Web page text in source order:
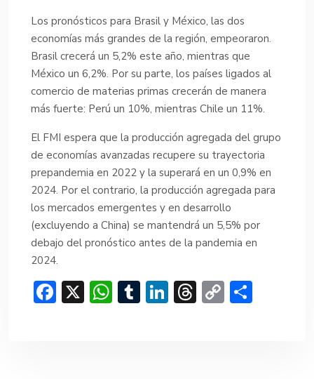
Los pronósticos para Brasil y México, las dos
economías más grandes de la región, empeoraron.
Brasil crecerá un 5,2% este año, mientras que
México un 6,2%. Por su parte, los países ligados al
comercio de materias primas crecerán de manera
más fuerte: Perú un 10%, mientras Chile un 11%.
El FMI espera que la producción agregada del grupo
de economías avanzadas recupere su trayectoria
prepandemia en 2022 y la superará en un 0,9% en
2024. Por el contrario, la producción agregada para
los mercados emergentes y en desarrollo
(excluyendo a China) se mantendrá un 5,5% por
debajo del pronóstico antes de la pandemia en
2024.
F X W T Li T C